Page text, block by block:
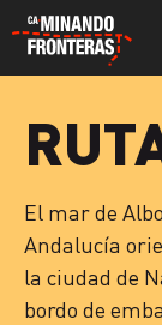
Derecho a la vida >
El mar de
Andalucía
la ciudad de
bordo de